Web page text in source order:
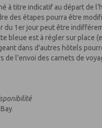
à titre indicatif au départ de
des étapes pourra être
du 1er jour peut être
bleue est à régler sur place
dans d'autres hôtels
de l'envoi des carnets de